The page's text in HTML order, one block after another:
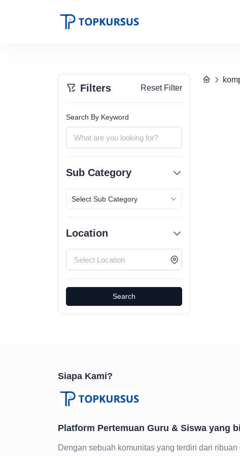
Filters Reset Filter
Search By Keyword
Sub Category
Select Sub Category
Location
Search
Siapa Kami?
Platform Pertemuan Guru & Siswa yang
Dengan sebuah komunitas yang terdiri dari ribuan